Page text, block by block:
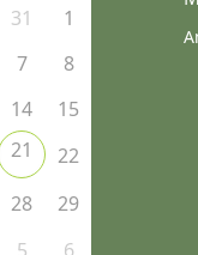
31
1
7
8
14
15
21
22
28
29